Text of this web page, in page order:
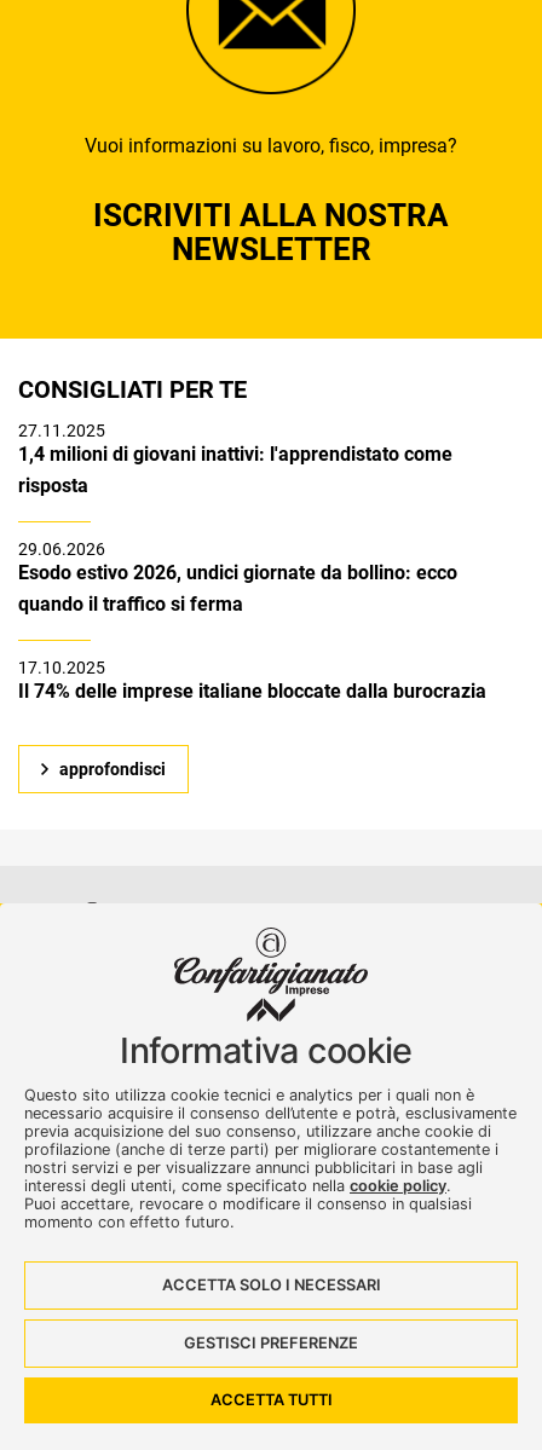
Vuoi informazioni su lavoro, fisco, impresa?
ISCRIVITI ALLA NOSTRA
NEWSLETTER
CONSIGLIATI PER TE
27.11.2025
1,4 milioni di giovani inattivi: l'apprendistato come
risposta
29.06.2026
Esodo estivo 2026, undici giornate da bollino: ecco
quando il traffico si ferma
17.10.2025
Il 74% delle imprese italiane bloccate dalla burocrazia
approfondisci
Confartigianato Imprese Varese
0332 256111-Fax. 0332 256200
artser@artser.it
© 2020 – 2026 - Confartigianato Imprese Varese - P.IVA
00449700129
Contattaci
Informativa cookie
Questo sito utilizza cookie tecnici e analytics per i quali non è
necessario acquisire il consenso dell’utente e potrà, esclusivamente
previa acquisizione del suo consenso, utilizzare anche cookie di
profilazione (anche di terze parti) per migliorare costantemente i
nostri servizi e per visualizzare annunci pubblicitari in base agli
interessi degli utenti, come specificato nella cookie policy.
Puoi accettare, revocare o modificare il consenso in qualsiasi
momento con effetto futuro.
ACCETTA SOLO I NECESSARI
GESTISCI PREFERENZE
ACCETTA TUTTI